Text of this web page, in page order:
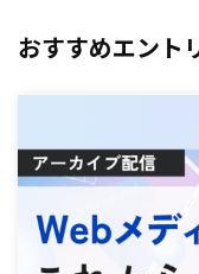
おすすめエント